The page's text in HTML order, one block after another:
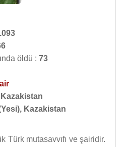
öldü : 73
Kazakistan
Türk mutasavvıfı ve şairidir.